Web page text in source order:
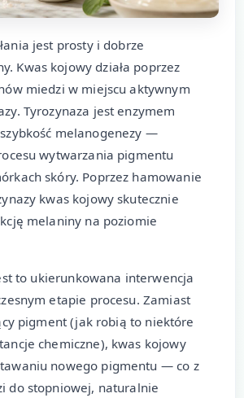
jest prosty i dobrze
Kwas kojowy działa poprzez
miedzi w miejscu aktywnym
Tyrozynaza jest enzymem
melanogenezy —
wytwarzania pigmentu
skóry. Poprzez hamowanie
kwas kojowy skutecznie
melaniny na poziomie
to ukierunkowana interwencja
etapie procesu. Zamiast
pigment (jak robią to niektóre
chemiczne), kwas kojowy
nowego pigmentu — co z
do stopniowej, naturalnie